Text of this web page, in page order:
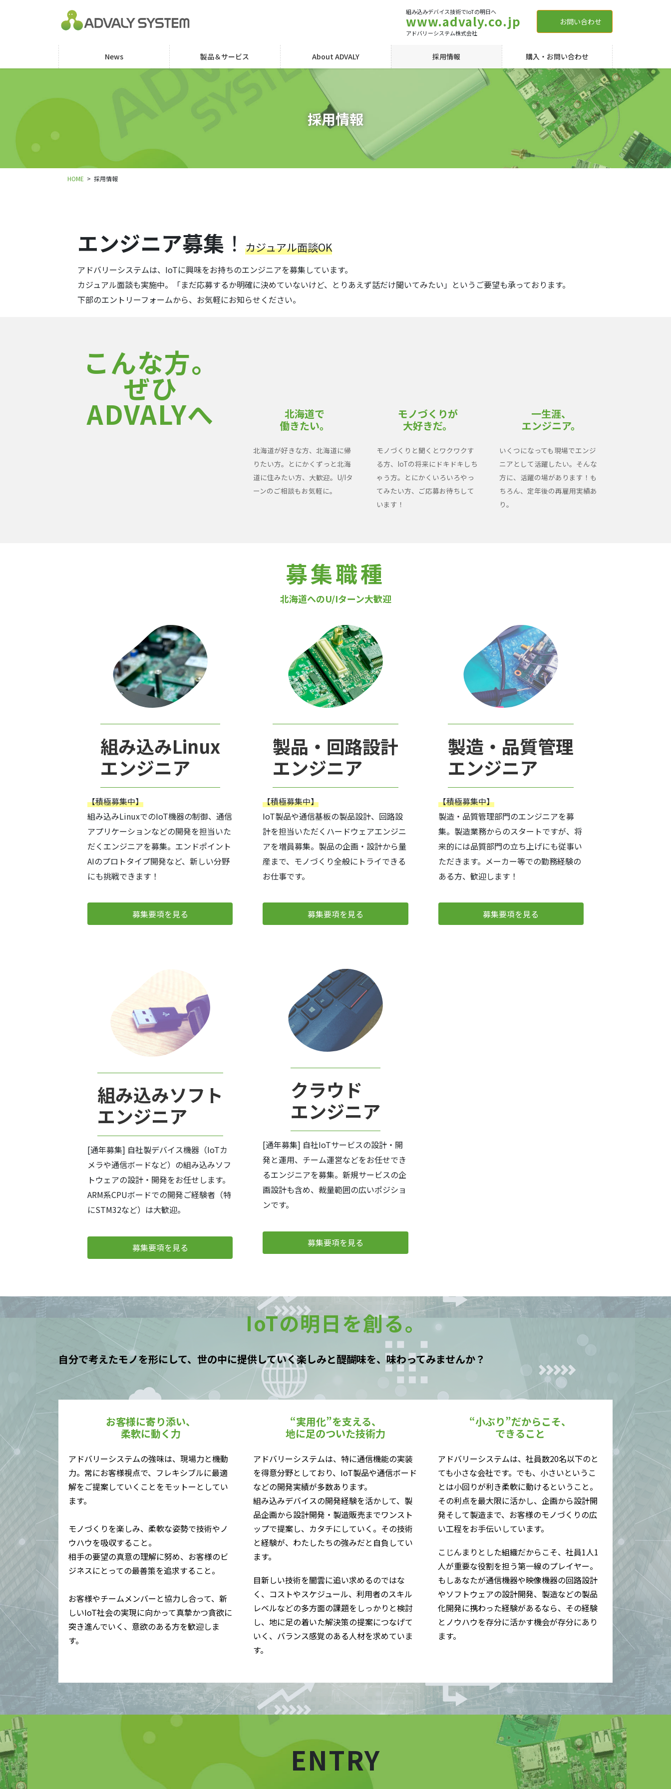
に
ョ
組み込みデバイス技術でIoTの明日へ
www.advaly.co.jp
アドバリーシステム株式会社
お問い合わせ
News 製品＆サービス About ADVALY 採用情報 購入・お問い合わせ
採用情報
HOME 採用情報
エンジニア募集 ！カジュアル面談OK
アドバリーシステムは、IoTに興味をお持ちのエンジニアを募集しています。
カジュアル面談も実施中。「まだ応募するか明確に決めていないけど、とりあえず話だけ聞いてみたい」というご要望も承っております。
下部のエントリーフォームから、お気軽にお知らせください。
こんな方。
ぜひ
ADVALYへ
北海道で
働きたい。
北海道が好きな方、北海道に帰
りたい方。とにかくずっと北海
道に住みたい方、大歓迎。U/Iタ
ーンのご相談もお気軽に。
モノづくりが
大好きだ。
モノづくりと聞くとワクワクす
る方、IoTの将来にドキドキしち
ゃう方。とにかくいろいろやっ
てみたい方、ご応募お待ちして
います！
一生涯、
エンジニア。
いくつになっても現場でエンジ
ニアとして活躍したい。そんな
方に、活躍の場があります！も
ちろん、定年後の再雇用実績あ
り。
募集職種
北海道へのU/Iターン大歓迎
組み込みLinux
エンジニア
【積極募集中】
組み込みLinuxでのIoT機器の制御、通信
アプリケーションなどの開発を担当いた
だくエンジニアを募集。エンドポイント
AIのプロトタイプ開発など、新しい分野
にも挑戦できます！
募集要項を見る
製品・回路設計
エンジニア
【積極募集中】
IoT製品や通信基板の製品設計、回路設
計を担当いただくハードウェアエンジニ
アを増員募集。製品の企画・設計から量
産まで、モノづくり全般にトライできる
お仕事です。
募集要項を見る
製造・品質管理
エンジニア
【積極募集中】
製造・品質管理部門のエンジニアを募
集。製造業務からのスタートですが、将
来的には品質部門の立ち上げにも従事い
ただきます。メーカー等での勤務経験の
ある方、歓迎します！
募集要項を見る
組み込みソフト
エンジニア
[通年募集] 自社製デバイス機器（IoTカ
メラや通信ボードなど）の組み込みソフ
トウェアの設計・開発をお任せします。
ARM系CPUボードでの開発ご経験者（特
にSTM32など）は大歓迎。
募集要項を見る
クラウド
エンジニア
[通年募集] 自社IoTサービスの設計・開
発と運用、チーム運営などをお任せでき
るエンジニアを募集。新規サービスの企
画設計も含め、裁量範囲の広いポジショ
ンです。
募集要項を見る
IoTの明日を創る。
自分で考えたモノを形にして、世の中に提供していく楽しみと醍醐味を、味わってみませんか？
お客様に寄り添い、
柔軟に動く力
アドバリーシステムの強味は、現場力と機動
力。常にお客様視点で、フレキシブルに最適
解をご提案していくことをモットーとしてい
ます。
モノづくりを楽しみ、柔軟な姿勢で技術やノ
ウハウを吸収すること。
相手の要望の真意の理解に努め、お客様のビ
ジネスにとっての最善策を追求すること。
お客様やチームメンバーと協力し合って、新
しいIoT社会の実現に向かって真摯かつ貪欲に
突き進んでいく、意欲のある方を歓迎しま
す。
“実用化”を支える、
地に足のついた技術力
アドバリーシステムは、特に通信機能の実装
を得意分野としており、IoT製品や通信ボード
などの開発実績が多数あります。
組み込みデバイスの開発経験を活かして、製
品企画から設計開発・製造販売までワンスト
ップで提案し、カタチにしていく。その技術
と経験が、わたしたちの強みだと自負してい
ます。
目新しい技術を闇雲に追い求めるのではな
く、コストやスケジュール、利用者のスキル
レベルなどの多方面の課題をしっかりと検討
し、地に足の着いた解決策の提案につなげて
いく、バランス感覚のある人材を求めていま
す。
“小ぶり”だからこそ、
できること
アドバリーシステムは、社員数20名以下のと
ても小さな会社です。でも、小さいというこ
とは小回りが利き柔軟に動けるということ。
その利点を最大限に活かし、企画から設計開
発そして製造まで、お客様のモノづくりの広
い工程をお手伝いしています。
こじんまりとした組織だからこそ、社員1人1
人が重要な役割を担う第一線のプレイヤー。
もしあなたが通信機器や映像機器の回路設計
やソフトウェアの設計開発、製造などの製品
化開発に携わった経験があるなら、その経験
とノウハウを存分に活かす機会が存分にあり
ます。
ENTRY